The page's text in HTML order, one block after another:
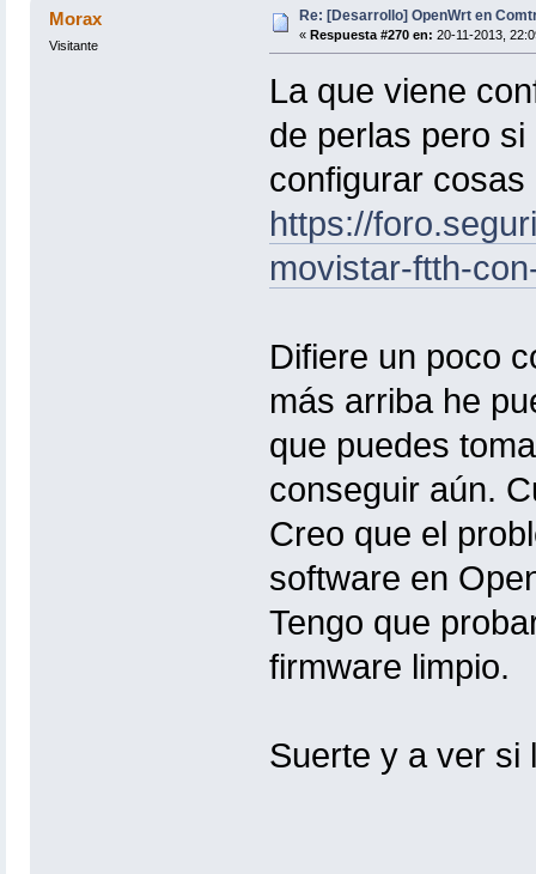
Morax
Visitante
Re: [Desarrollo] OpenWrt en
« Respuesta #270 en: 20-11-2013,
La que viene
de perlas pero
configurar cosas
https://
movistar-ftth-
Difiere un poco
más arriba he
que puedes
conseguir aún.
Creo que el
software en
Tengo que
firmware limpio.
Suerte y a ver si